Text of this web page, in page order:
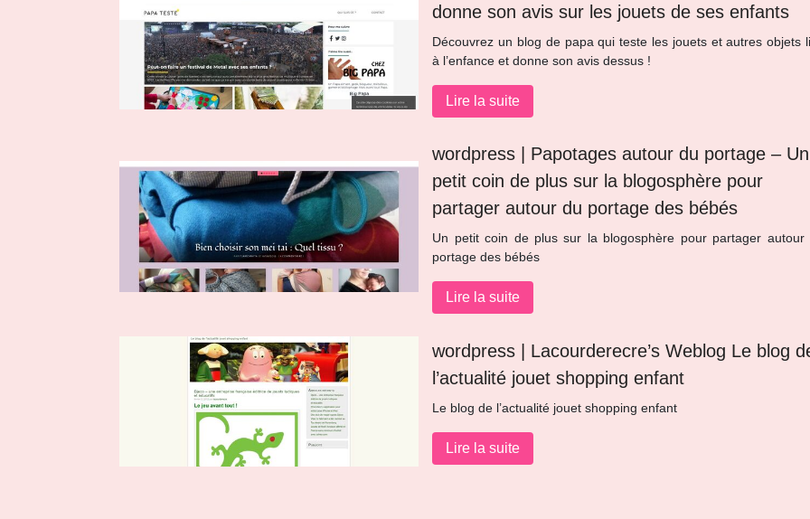
donne son avis sur les jouets de ses enfants
Découvrez un blog de papa qui teste les jouets et autres objets
à l’enfance et donne son avis dessus !
Lire la suite
wordpress | Papotages autour du portage – Un
petit coin de plus sur la blogosphère pour
partager autour du portage des bébés
Un petit coin de plus sur la blogosphère pour partager autour
portage des bébés
Lire la suite
wordpress | Lacour­de­recre’s Weblog Le blog
l’actualité jouet shopping enfant
Le blog de l’actualité jouet shopping enfant
Lire la suite